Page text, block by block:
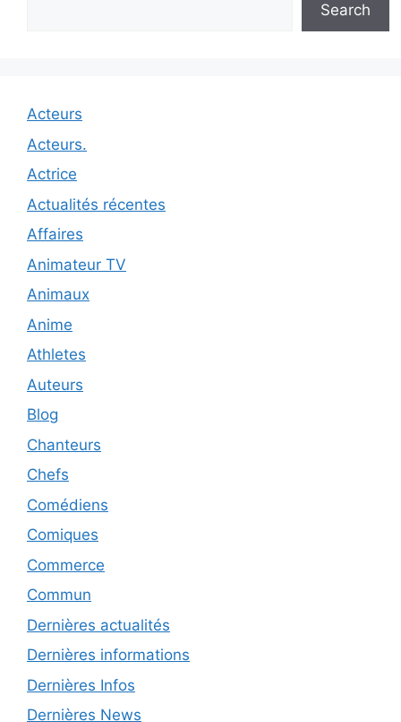
Search
Acteurs
Acteurs.
Actrice
Actualités récentes
Affaires
Animateur TV
Animaux
Anime
Athletes
Auteurs
Blog
Chanteurs
Chefs
Comédiens
Comiques
Commerce
Commun
Dernières actualités
Dernières informations
Dernières Infos
Dernières News